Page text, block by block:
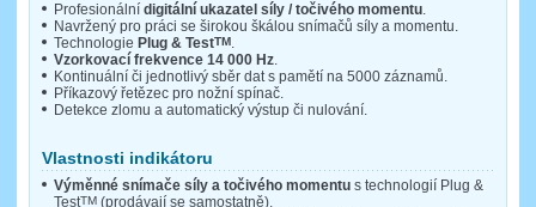
Profesionální digitální ukazatel síly / točivého momentu.
Navržený pro práci se širokou škálou snímačů síly a momentu.
Technologie Plug & TestTM.
Vzorkovací frekvence 14 000 Hz.
Kontinuální či jednotlivý sběr dat s pamětí na 5000 záznamů.
Příkazový řetězec pro nožní spínač.
Detekce zlomu a automatický výstup či nulování.
Vlastnosti indikátoru
Výměnné snímače síly a točivého momentu s technologií Plug &
TestTM (prodávají se samostatně).